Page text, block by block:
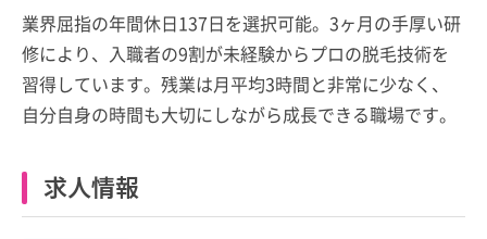
業界屈指の年間休日137日を選択可能。3ヶ月の手厚い研
修により、入職者の9割が未経験からプロの脱毛技術を
習得しています。残業は月平均3時間と非常に少なく、
自分自身の時間も大切にしながら成長できる職場です。
求人情報